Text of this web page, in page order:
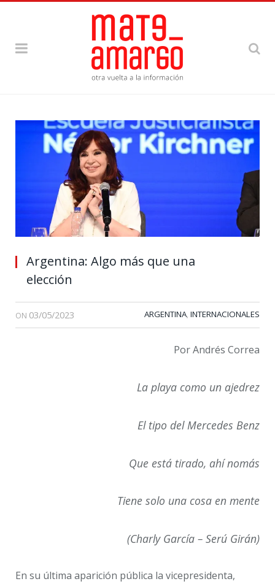
Argentina: Algo más que una
elección
ON 03/05/2023 ARGENTINA, INTERNACIONALES
Por Andrés Correa
La playa como un ajedrez
El tipo del Mercedes Benz
Que está tirado, ahí nomás
Tiene solo una cosa en mente
(Charly García – Serú Girán)
En su última aparición pública la vicepresidenta,